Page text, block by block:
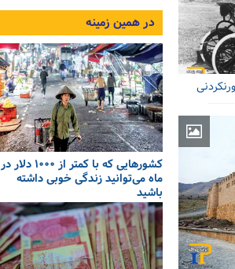
در همین زمینه
کشورهایی که با کمتر از ۱۰۰۰ دلار در
ماه می‌توانید زندگی خوبی داشته
باشید